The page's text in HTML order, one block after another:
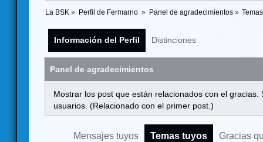
La BSK » Perfil de Fermarno » Panel de agradecimientos»
Información del Perfil Distinciones
Panel de agradecimientos
Mostrar los post que están relacionados con el
usuarios. (Relacionado con el primer post.)
Mensajes tuyos Temas tuyos Gracias